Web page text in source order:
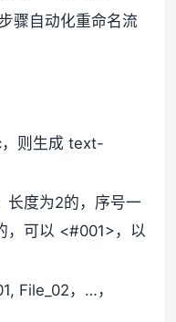
骤自动化重命名流
则生成 text-
长度为2的，序号一
，可以 <#001>，以
File_02，…，